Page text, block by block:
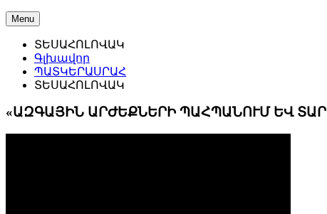
Menu
ՏԵՍԱՀՈԼՈՎԱԿ
Գլխավոր
ՊԱՏԿԵՐԱՍՐԱՀ
ՏԵՍԱՀՈԼՈՎԱԿ
«ԱԶԳԱՅԻՆ ԱՐԺԵՔՆԵՐԻ ՊԱՀՊԱՆՈՒՄ ԵՎ